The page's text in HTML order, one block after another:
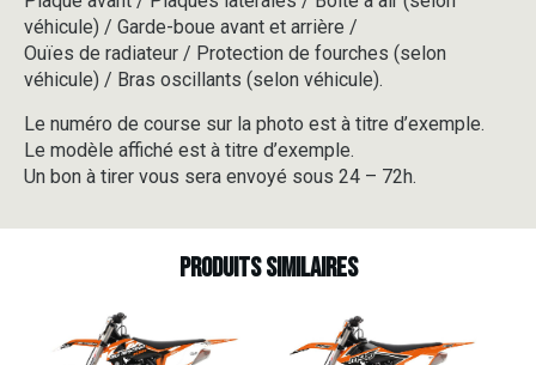
véhicule) / Garde-boue avant et arrière /
Ouïes de radiateur / Protection de fourches (selon
véhicule) / Bras oscillants (selon véhicule).
Le numéro de course sur la photo est à titre d’exemple.
Le modèle affiché est à titre d’exemple.
Un bon à tirer vous sera envoyé sous 24 – 72h.
Produits similaires